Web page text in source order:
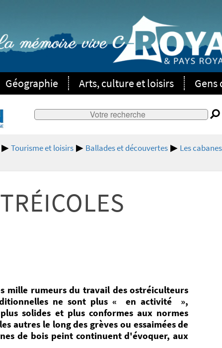
Géographie Arts, culture et loisirs Gens
Tourisme et loisirs Ballades et découvertes Les
mille rumeurs du travail des ostréiculteurs
ne sont plus « en activité »,
solides et plus conformes aux normes
autres le long des grèves ou essaimées de
de bois peint continuent d'évoquer, aux